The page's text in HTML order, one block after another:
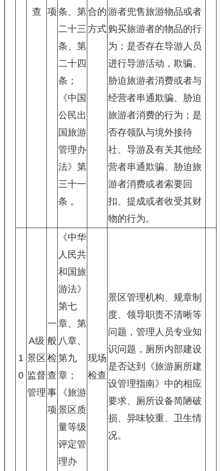
查
项条、第
二十三
条、第
二十四
条；
《中国
公民出
国旅游
管理办
法》第
三十一
条 。
合的
方式
游者兜售旅游物品或者
购买旅游者的物品的行
为；是否存在导游人员
进行导游活动，欺骗、
胁迫旅游者消费或者与
经营者串通欺骗、胁迫
旅游者消费的行为；是
否存领队与境外接待
社、导游及有关其他经
营者串通欺骗、胁迫旅
游者消费或者索要回
扣、提成或者收受其财
物的行为。
1
0
A级
景区
监督
管理
一
般
检
查
事
项
《中华
人民共
和国旅
游法》
第七
章、第
八章、
第九
章；
《旅游
景区质
量等级
评定管
理办
现场
检查
景区管理机构、规章制
度、领导职责不清晰等
问题，管理人员专业知
识问题，厕所内部建设
是否达到《旅游厕所建
设管理指南》中的相应
要求、厕所设备简陋破
损、异味较重、卫生情
况。